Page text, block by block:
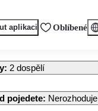
aplikaci Oblíbené
: 2 dospělí
pojedete: Nerozhoduje